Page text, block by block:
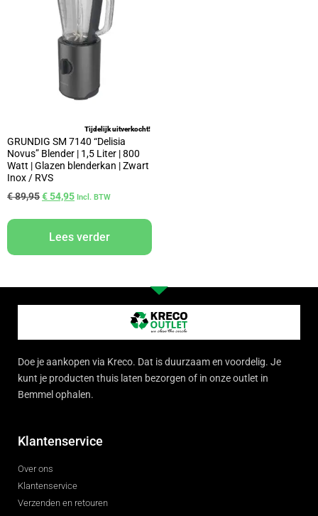
Tijdelijk uitverkocht!
GRUNDIG SM 7140 “Delisia
Novus” Blender | 1,5 Liter | 800
Watt | Glazen blenderkan | Zwart
Inox / RVS
€89,95€54,95 Incl. BTW
Lees verder
Doe je aankopen via Kreco. Dat is duurzaam en voordelig. Je
kunt je producten thuis laten bezorgen of in onze outlet in
Bemmel ophalen.
Klantenservice
Over ons
Klantenservice
Verzenden en retouren